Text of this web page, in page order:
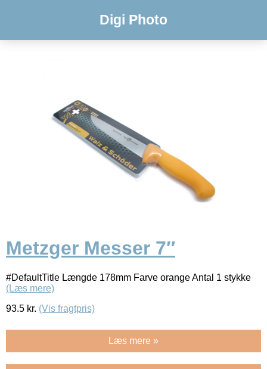
Digi Photo
Metzger Messer 7″
#DefaultTitle Længde 178mm Farve orange Antal 1 stykke
(Læs mere)
93.5 kr. (Vis fragtpris)
Læs mere »